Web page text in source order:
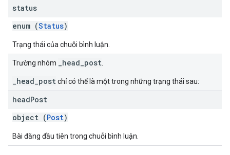
status
enum (Status)
Trạng thái của chuỗi bình luận.
Trường nhóm _head_post
_head_postchỉ có thể là một trong những trạng thái sau:
headPost
object (Post)
Bài đăng đầu tiên trong chuỗi bình luận.